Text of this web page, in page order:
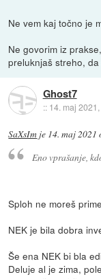
Ne vem kaj točno je
Ne govorim iz
preluknjaš streho,
Ghost7
:: 14. maj
SaXsIm je 14. maj 2021
Eno vprašanje,
Sploh ne moreš
NEK je bila dobra
Še ena NEK bi bla
Deluje al je zima,